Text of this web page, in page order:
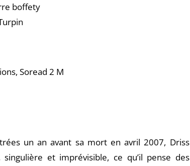
boffety
Soread 2 M
un an avant sa mort en avril 2007, Driss
et imprévisible, ce qu’il pense des